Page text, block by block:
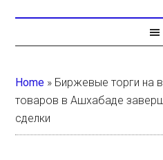
Home » Биржевые торги на
товаров в Ашхабаде
сделки